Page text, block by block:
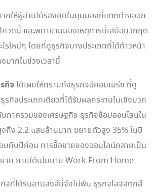
กให้ผู้อ่านได้รองคิดในมุมมองที่แตกต่างออก
วิดนี้ และพยายามมองเหตุการนี้เสมือนวิกฤต
ไรใหม่ๆ โดยที่ดูธุรกิจบางประเภทที่ได้ก้าวหน้า
มากในช่วงเวลานี้
กิจได้เผยให้ทราบถึงธุรกิจอีคอมเมิร์ซ ที่ดู
รกิจประเภทเดียวที่ได้รับผลกระทบในเชิงบวก
ภาครวมของเศรษฐกิจ ธุรกิจช้อปออนไลน์ใน
ถึง 2.2 แสนล้านบาท ขยายตัวสูง 35% ในปี
บกับปีก่อน การซื้อขายของออนไลน์กลายเป็น
ยาย ภายใต้นโยบาย Work From Home
จที่ได้รับอานิสงส์นี้จึงไม่พ้น ธุรกิจโลจิสติกส์